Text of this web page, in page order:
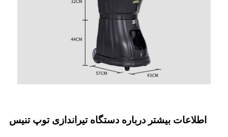
اطلاعات بیشتر درباره دستگاه تیراندازی توپ تنیس